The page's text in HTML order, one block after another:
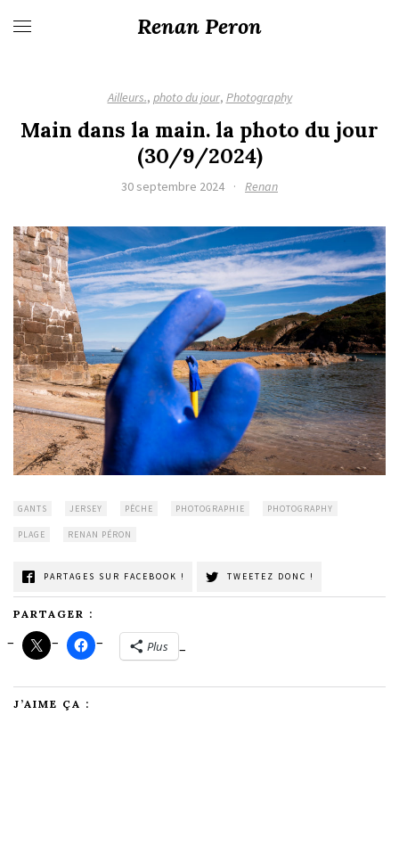
Renan Peron
Ailleurs., photo du jour, Photography
Main dans la main. la photo du jour
(30/9/2024)
30 septembre 2024 · Renan
GANTS JERSEY PÊCHE PHOTOGRAPHIE PHOTOGRAPHY
PLAGE RENAN PÉRON
PARTAGES SUR FACEBOOK ! TWEETEZ DONC !
PARTAGER :
Plus
J’AIME ÇA :